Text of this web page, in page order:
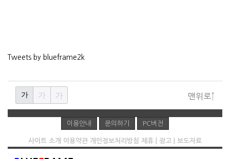
Tweets by blueframe2k
맨위로↑
가 가 가
이용안내 문의하기 PC버전
사이트 소개 이용약관 개인정보처리방침 제휴 | 광고 | 보도자료